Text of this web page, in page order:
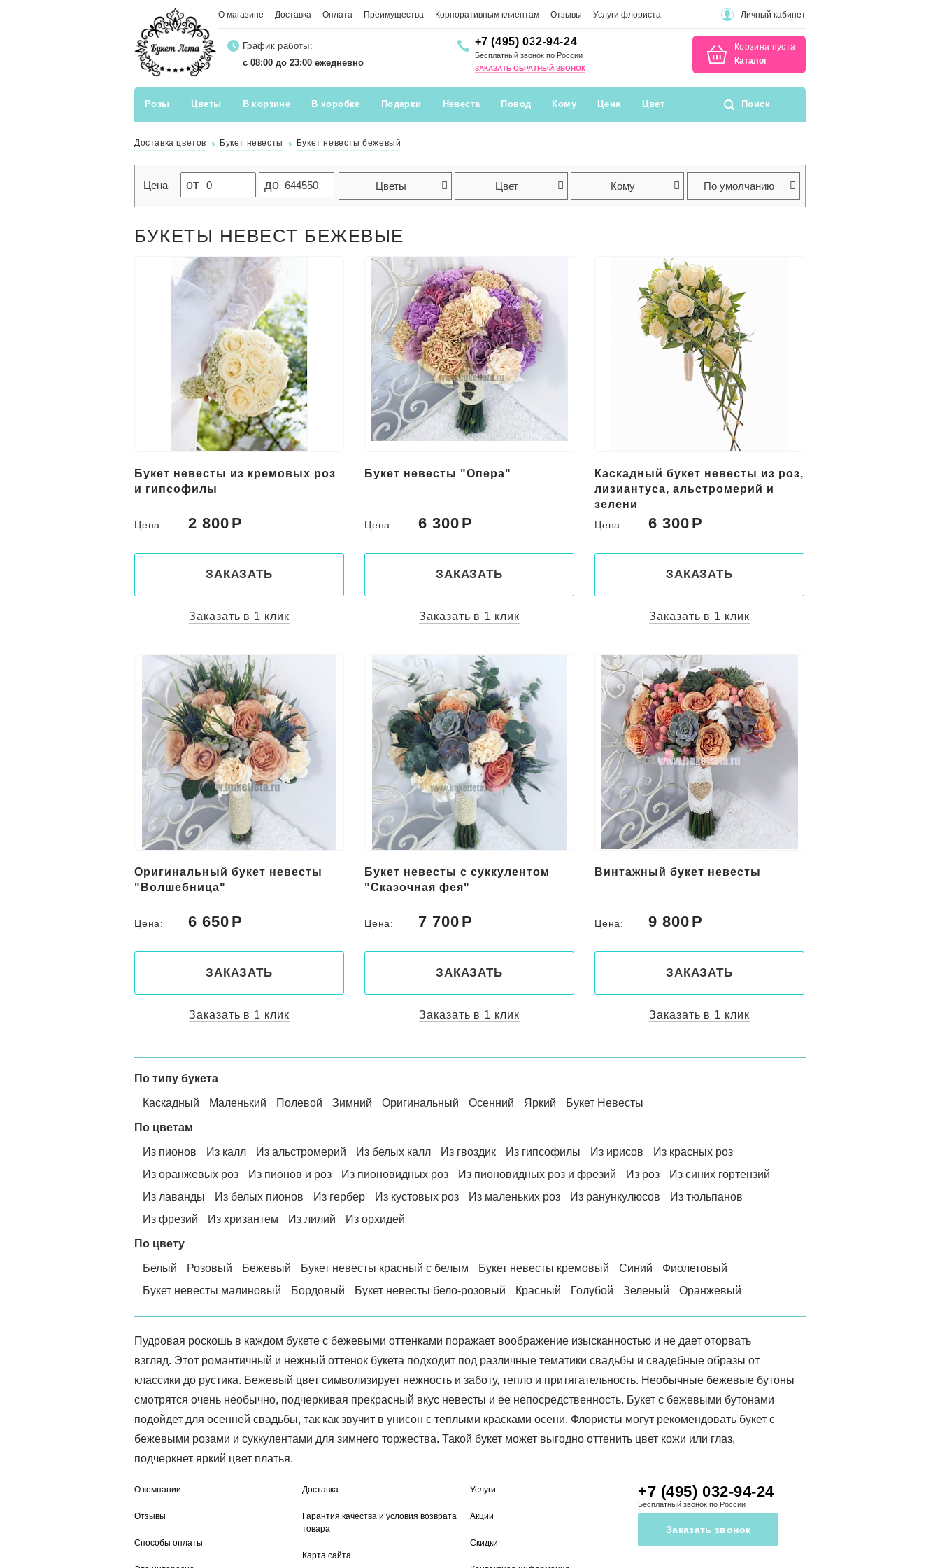
О магазине Доставка Оплата Преимущества Корпоративным клиентам Отзывы Услуги флориста Личный кабинет
График работы:
с 08:00 до 23:00 ежедневно
+7 (495) 032-94-24
Бесплатный звонок по России
ЗАКАЗАТЬ ОБРАТНЫЙ ЗВОНОК
Корзина пуста
Каталог
Розы Цветы В корзине В коробке Подарки Невеста Повод Кому Цена Цвет Поиск
Доставка цветов Букет невесты Букет невесты бежевый
Цена от до Цветы Цвет Кому По умолчанию
БУКЕТЫ НЕВЕСТ БЕЖЕВЫЕ
Букет невесты из кремовых роз
и гипсофилы
Цена: 2 800
ЗАКАЗАТЬ
Заказать в 1 клик
Букет невесты "Опера"
Цена: 6 300
ЗАКАЗАТЬ
Заказать в 1 клик
Каскадный букет невесты из роз,
лизиантуса, альстромерий и
зелени
Цена: 6 300
ЗАКАЗАТЬ
Заказать в 1 клик
Оригинальный букет невесты
"Волшебница"
Цена: 6 650
ЗАКАЗАТЬ
Заказать в 1 клик
Букет невесты с суккулентом
"Сказочная фея"
Цена: 7 700
ЗАКАЗАТЬ
Заказать в 1 клик
Винтажный букет невесты
Цена: 9 800
ЗАКАЗАТЬ
Заказать в 1 клик
По типу букета
Каскадный Маленький Полевой Зимний Оригинальный Осенний Яркий Букет Невесты
По цветам
Из пионов Из калл Из альстромерий Из белых калл Из гвоздик Из гипсофилы Из ирисов
Из красных роз
Из оранжевых роз
Из пионов и роз Из пионовидных роз Из пионовидных роз и фрезий Из роз
Из синих гортензий
Из лаванды
Из белых пионов Из гербер Из кустовых роз Из маленьких роз Из ранункулюсов
Из тюльпанов
Из фрезий
Из хризантем Из лилий Из орхидей
По цвету
Белый Розовый Бежевый Букет невесты красный с белым Букет невесты кремовый Синий
Фиолетовый
Букет невесты малиновый
Бордовый Букет невесты бело-розовый Красный Голубой Зеленый Оранжевый
Пудровая роскошь в каждом букете с бежевыми оттенками поражает воображение изысканностью и не дает оторвать
взгляд. Этот романтичный и нежный оттенок букета подходит под различные тематики свадьбы и свадебные образы от
классики до рустика. Бежевый цвет символизирует нежность и заботу, тепло и притягательность. Необычные бежевые бутоны
смотрятся очень необычно, подчеркивая прекрасный вкус невесты и ее непосредственность. Букет с бежевыми бутонами
подойдет для осенней свадьбы, так как звучит в унисон с теплыми красками осени. Флористы могут рекомендовать букет с
бежевыми розами и суккулентами для зимнего торжества. Такой букет может выгодно оттенить цвет кожи или глаз,
подчеркнет яркий цвет платья.
О компании
Отзывы
Способы оплаты
Доставка
Гарантия качества и условия возврата
товара
Карта сайта
Услуги
Акции
Скидки
+7 (495) 032-94-24
Бесплатный звонок по России
Заказать звонок